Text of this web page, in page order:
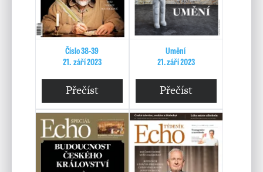
Číslo 38-39
21. září 2023
Přečíst
Umění
21. září 2023
Přečíst